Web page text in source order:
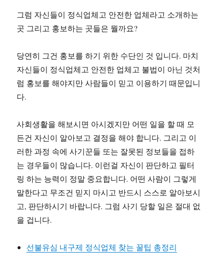
그럼 자신들이 정식업체고 안전한 업체라고 소개하는
곳 그리고 홍보하는 곳들은 뭘까요?
당연히 그건 홍보를 하기 위한 수단인 것 입니다. 마치
자신들이 정식업체고 안전한 업체고 불법이 아닌 것처
럼 홍보를 해야지만 사람들이 믿고 이용하기 때문입니
다.
사회생활을 해보시면 아시겠지만 어떤 일을 할 때 모
든건 자신이 알아보고 결정을 해야 합니다. 그리고 이
러한 과정 속에 사기꾼들 또는 잘못된 정보들을 접하
는 경우들이 많습니다. 이런걸 자신이 판단하고 필터
링 하는 능력이 정말 중요합니다. 어떤 사람이 그렇게
말한다고 무조건 믿지 마시고 반드시 스스로 알아보시
고, 판단하시기 바랍니다. 그럼 사기 당할 일은 절대 없
을 겁니다.
선불유심 내구제 정식업체 찾는 꿀팁 총정리